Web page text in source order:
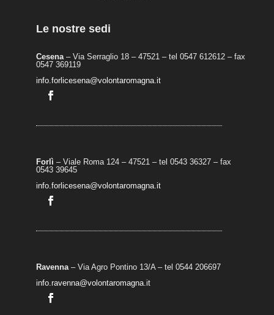
Le nostre sedi
Cesena– Via Serraglio 18 – 47521 – tel 0547 612612 – fax
0547 369119
info.forlicesena@volontaromagna.it
Forlì – Viale Roma 124 – 47521 – tel 0543 36327 – fax
0543 39645
info.forlicesena@volontaromagna.it
Ravenna– Via Agro Pontino 13/A– tel 0544 206697
info.ravenna@volontaromagna.it